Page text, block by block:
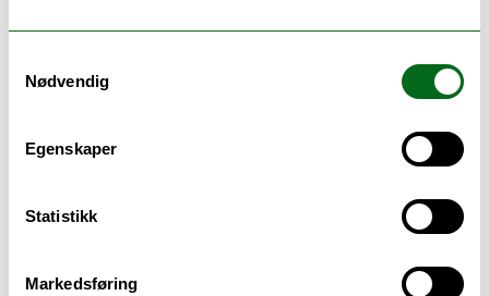
Nødvendig
Egenskaper
Statistikk
Markedsføring
Hver dag er det eksplosjoner på sola
Likevel er Gullikstad Johnsen optimistisk
– Vi i Norge er ganske bra rustet for en slik
sånn at de kobler seg ut før de tar skade,